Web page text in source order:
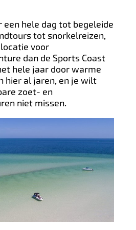
een hele dag tot begeleide
tot snorkelreizen,
voor
dan de Sports Coast
hele jaar door warme
hier al jaren, en je wilt
zoet- en
niet missen.